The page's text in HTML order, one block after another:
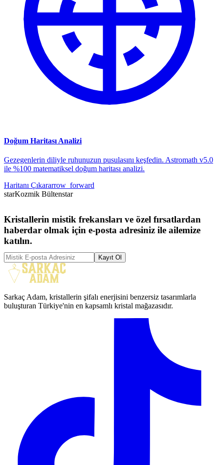
Doğum Haritası Analizi
Gezegenlerin diliyle ruhunuzun pusulasını keşfedin. Astromath v5.0
ile %100 matematiksel doğum haritası analizi.
Haritanı Çıkararrow_forward
starKozmik Bültenstar
Kristallerin mistik frekansları ve özel fırsatlardan
haberdar olmak için e-posta adresiniz ile ailemize
katılın.
Kayıt Ol
Sarkaç Adam, kristallerin şifalı enerjisini benzersiz tasarımlarla
buluşturan Türkiye'nin en kapsamlı kristal mağazasıdır.